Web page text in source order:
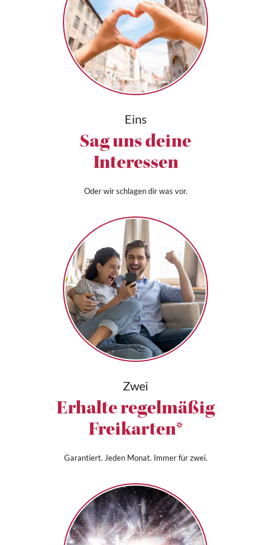
Eins
Sag uns deine
Interessen
Oder wir schlagen dir was vor.
Zwei
Erhalte regelmäßig
Freikarten*
Garantiert. Jeden Monat. Immer für zwei.